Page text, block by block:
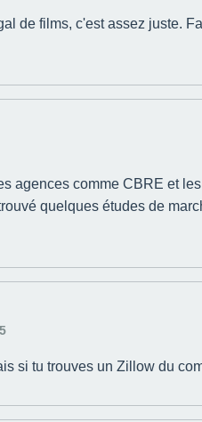
de films, c'est assez juste.
agences comme CBRE et
quelques études de
si tu trouves un Zillow du